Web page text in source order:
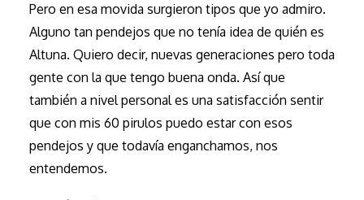
Pero en esa movida surgieron tipos que yo admiro.
Alguno tan pendejos que no tenía idea de quién es
Altuna. Quiero decir, nuevas generaciones pero toda
gente con la que tengo buena onda. Así que
también a nivel personal es una satisfacción sentir
que con mis 60 pirulos puedo estar con esos
pendejos y que todavía enganchamos, nos
entendemos.